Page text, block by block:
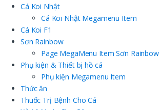
Cá Koi Nhật
Cá Koi Nhật Megamenu Item
Cá Koi F1
Sơn Rainbow
Page MegaMenu Item Sơn Rainbow
Phụ kiện & Thiết bị hồ cá
Phụ kiện Megamenu Item
Thức ăn
Thuốc Trị Bệnh Cho Cá